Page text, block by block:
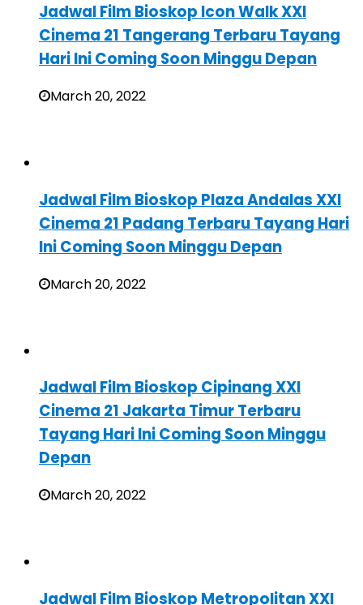
Jadwal Film Bioskop Icon Walk XXI
Cinema 21 Tangerang Terbaru Tayang
Hari Ini Coming Soon Minggu Depan
March 20, 2022
Jadwal Film Bioskop Plaza Andalas XXI
Cinema 21 Padang Terbaru Tayang Hari
Ini Coming Soon Minggu Depan
March 20, 2022
Jadwal Film Bioskop Cipinang XXI
Cinema 21 Jakarta Timur Terbaru
Tayang Hari Ini Coming Soon Minggu
Depan
March 20, 2022
Jadwal Film Bioskop Metropolitan XXI